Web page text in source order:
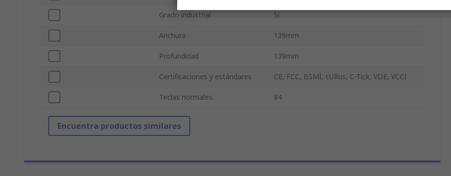
Grado industrial Sí
Anchura 139mm
Profundidad 139mm
Certificaciones y estándares CE, FCC, BSMI, cURus, C-Tick, VDE, VCCI
Teclas normales 84
Encuentra productos similares